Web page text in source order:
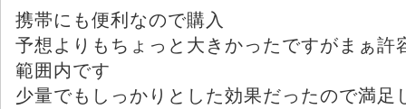
携帯にも便利なので購入
予想よりもちょっと大きかったですがまぁ許
範囲内です
少量でもしっかりとした効果だったので満足